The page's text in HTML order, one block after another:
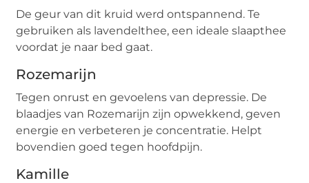
De geur van dit kruid werd ontspannend. Te
gebruiken als lavendelthee, een ideale slaapthee
voordat je naar bed gaat.
Rozemarijn
Tegen onrust en gevoelens van depressie. De
blaadjes van Rozemarijn zijn opwekkend, geven
energie en verbeteren je concentratie. Helpt
bovendien goed tegen hoofdpijn.
Kamille